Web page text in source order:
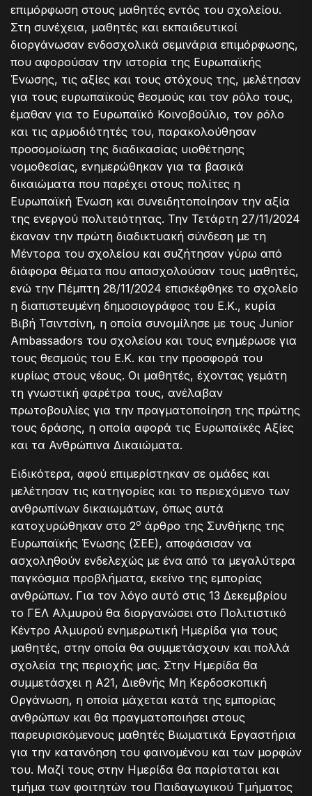
επιμόρφωση στους μαθητές εντός του σχολείου.
Στη συνέχεια, μαθητές και εκπαιδευτικοί
διοργάνωσαν ενδοσχολικά σεμινάρια επιμόρφωσης,
που αφορούσαν την ιστορία της Ευρωπαϊκής
Ένωσης, τις αξίες και τους στόχους της, μελέτησαν
για τους ευρωπαϊκούς θεσμούς και τον ρόλο τους,
έμαθαν για το Ευρωπαϊκό Κοινοβούλιο, τον ρόλο
και τις αρμοδιότητές του, παρακολούθησαν
προσομοίωση της διαδικασίας υιοθέτησης
νομοθεσίας, ενημερώθηκαν για τα βασικά
δικαιώματα που παρέχει στους πολίτες η
Ευρωπαϊκή Ένωση και συνειδητοποίησαν την αξία
της ενεργού πολιτειότητας. Την Τετάρτη 27/11/2024
έκαναν την πρώτη διαδικτυακή σύνδεση με τη
Μέντορα του σχολείου και συζήτησαν γύρω από
διάφορα θέματα που απασχολούσαν τους μαθητές,
ενώ την Πέμπτη 28/11/2024 επισκέφθηκε το σχολείο
η διαπιστευμένη δημοσιογράφος του Ε.Κ., κυρία
Βιβή Τσιντσίνη, η οποία συνομίλησε με τους Junior
Ambassadors του σχολείου και τους ενημέρωσε για
τους θεσμούς του Ε.Κ. και την προσφορά του
κυρίως στους νέους. Οι μαθητές, έχοντας γεμάτη
τη γνωστική φαρέτρα τους, ανέλαβαν
πρωτοβουλίες για την πραγματοποίηση της πρώτης
τους δράσης, η οποία αφορά τις Ευρωπαϊκές Αξίες
και τα Ανθρώπινα Δικαιώματα.
Ειδικότερα, αφού επιμερίστηκαν σε ομάδες και
μελέτησαν τις κατηγορίες και το περιεχόμενο των
ανθρωπίνων δικαιωμάτων, όπως αυτά
κατοχυρώθηκαν στο 2ο άρθρο της Συνθήκης της
Ευρωπαϊκής Ένωσης (ΣΕΕ), αποφάσισαν να
ασχοληθούν ενδελεχώς με ένα από τα μεγαλύτερα
παγκόσμια προβλήματα, εκείνο της εμπορίας
ανθρώπων. Για τον λόγο αυτό στις 13 Δεκεμβρίου
το ΓΕΛ Αλμυρού θα διοργανώσει στο Πολιτιστικό
Κέντρο Αλμυρού ενημερωτική Ημερίδα για τους
μαθητές, στην οποία θα συμμετάσχουν και πολλά
σχολεία της περιοχής μας. Στην Ημερίδα θα
συμμετάσχει η Α21, Διεθνής Μη Κερδοσκοπική
Οργάνωση, η οποία μάχεται κατά της εμπορίας
ανθρώπων και θα πραγματοποιήσει στους
παρευρισκόμενους μαθητές Βιωματικά Εργαστήρια
για την κατανόηση του φαινομένου και των μορφών
του. Μαζί τους στην Ημερίδα θα παρίσταται και
τμήμα των φοιτητών του Παιδαγωγικού Τμήματος